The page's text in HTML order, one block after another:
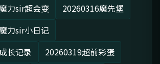
力sir超会变
20260316魔先堡
力sir小日记
长记录
20260319超前彩蛋